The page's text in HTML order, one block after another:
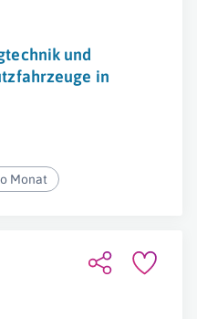
und
in
Monat